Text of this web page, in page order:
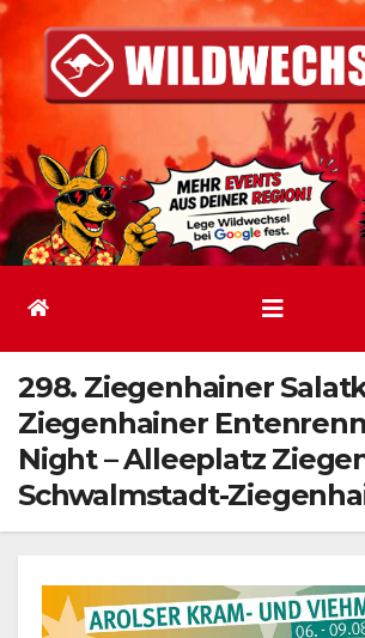
Inhalt
springen
298. Ziegenhainer
Ziegenhainer
Night – Alleeplatz
Schwalmstadt-